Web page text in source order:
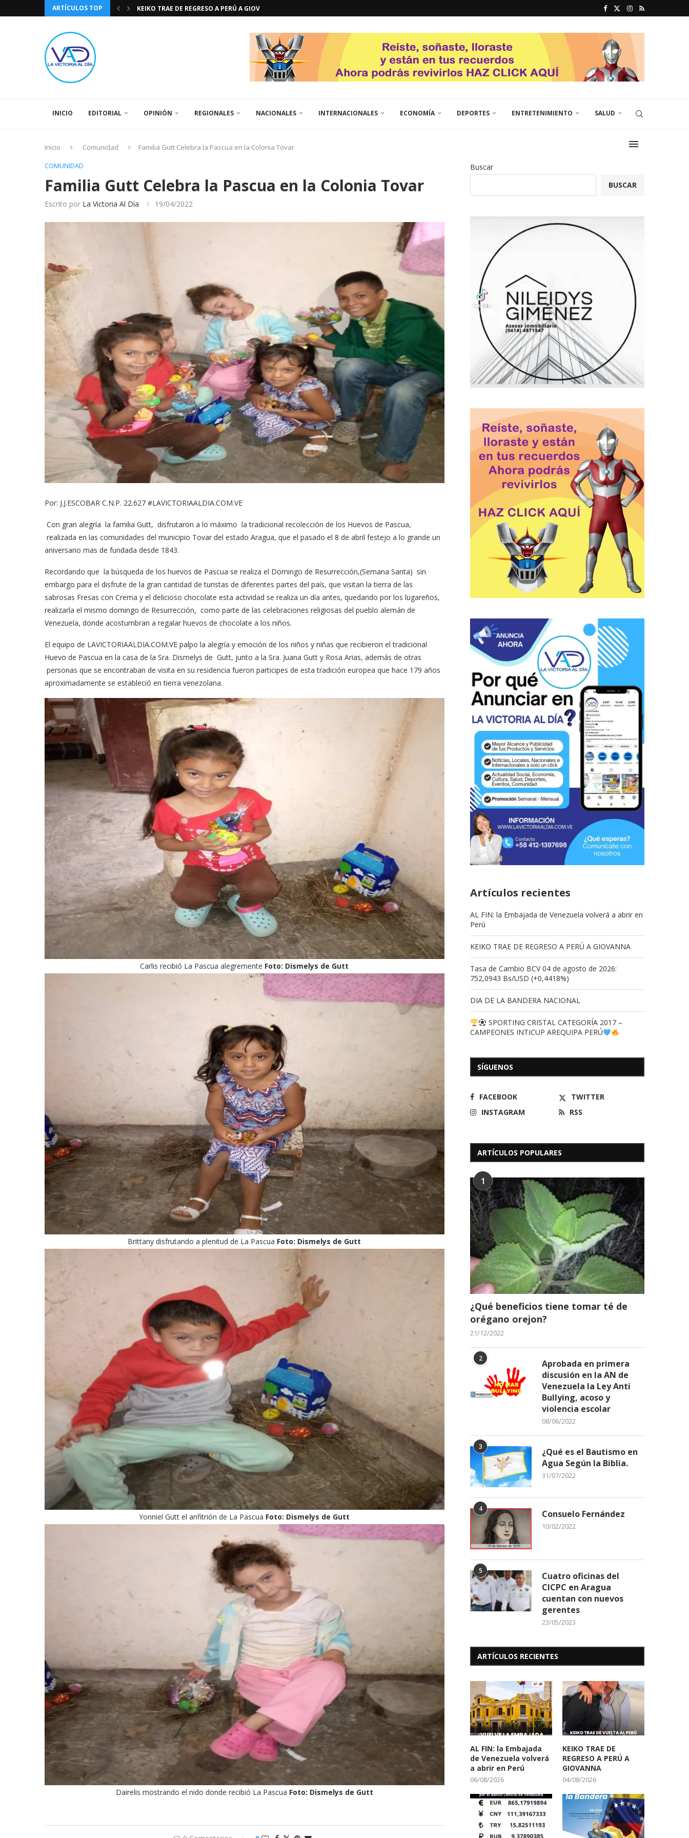
ARTÍCULOS TOP
TASA DE CAMBIO BCV 04 DE AGOSTO DE...
INICIO EDITORIAL OPINIÓN REGIONALES NACIONALES INTERNACIONALES ECONOMÍA DEPORTES ENTRETENIMIENTO SALUD
Inicio Comunidad
Familia Gutt Celebra la Pascua en la Colonia Tovar
COMUNIDAD
Familia Gutt Celebra la Pascua en la Colonia Tovar
Escrito por La Victoria Al Día 19/04/2022
Por: J.J.ESCOBAR C.N.P. 22.627 #LAVICTORIAALDIA.COM.VE
Con gran alegría la familia Gutt, disfrutaron a lo máximo la tradicional recolección de los Huevos de Pascua,
realizada en las comunidades del municipio Tovar del estado Aragua, que el pasado el 8 de abril festejo a lo grande un
aniversario mas de fundada desde 1843.
Recordando que la búsqueda de los huevos de Pascua se realiza el Domingo de Resurrección,(Semana Santa) sin
embargo para el disfrute de la gran cantidad de turistas de diferentes partes del país, que visitan la tierra de las
sabrosas Fresas con Crema y el delicioso chocolate esta actividad se realiza un día antes, quedando por los lugareños,
realizarla el mismo domingo de Resurrección, como parte de las celebraciones religiosas del pueblo alemán de
Venezuela, donde acostumbran a regalar huevos de chocolate a los niños.
El equipo de LAVICTORIAALDIA.COM.VE palpo la alegría y emoción de los niños y niñas que recibieron el tradicional
Huevo de Pascua en la casa de la Sra. Dismelys de Gutt, junto a la Sra. Juana Gutt y Rosa Arias, además de otras
personas que se encontraban de visita en su residencia fueron participes de esta tradición europea que hace 179 años
aproximadamente se estableció en tierra venezolana.
Carlis recibió La Pascua alegremente Foto: Dismelys de Gutt
Brittany disfrutando a plenitud de La Pascua Foto: Dismelys de Gutt
Yonniel Gutt el anfitrión de La Pascua Foto: Dismelys de Gutt
Dairelis mostrando el nido donde recibió La Pascua Foto: Dismelys de Gutt
Buscar
BUSCAR
Artículos recientes
AL FIN: la Embajada de Venezuela volverá a abrir en
Perú
KEIKO TRAE DE REGRESO A PERÚ A GIOVANNA
Tasa de Cambio BCV 04 de agosto de 2026:
752,0943 Bs/USD (+0,4418%)
DIA DE LA BANDERA NACIONAL
SPORTING CRISTAL CATEGORÍA 2017 –
CAMPEONES INTICUP AREQUIPA PERÚ
SÍGUENOS
FACEBOOK
TWITTER
INSTAGRAM
RSS
ARTÍCULOS POPULARES
1
¿Qué beneficios tiene tomar té de
orégano orejon?
21/12/2022
2
Aprobada en primera
discusión en la AN de
Venezuela la Ley Anti
Bullying, acoso y
violencia escolar
08/06/2022
3
¿Qué es el Bautismo en
Agua Según la Biblia.
31/07/2022
4 Consuelo Fernández
10/02/2022
5
Cuatro oficinas del
CICPC en Aragua
cuentan con nuevos
gerentes
23/05/2023
ARTÍCULOS RECIENTES
AL FIN: la Embajada
de Venezuela volverá
a abrir en Perú
06/08/2026
KEIKO TRAE DE
REGRESO A PERÚ A
GIOVANNA
04/08/2026